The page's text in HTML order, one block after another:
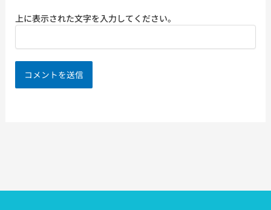
上に表示された文字を入力してください。